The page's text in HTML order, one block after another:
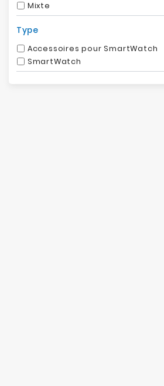
Mixte
Type
Accessoires pour SmartWatch
SmartWatch